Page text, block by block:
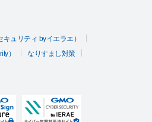
ュリティ byイエラエ）
）
なりすまし対策